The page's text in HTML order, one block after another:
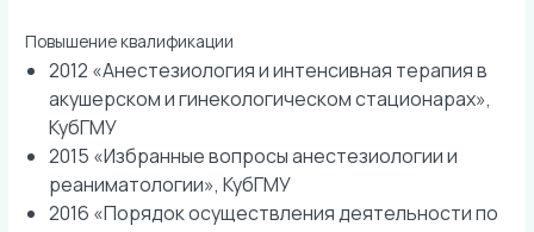
Повышение квалификации
2012 «Анестезиология и интенсивная терапия в
акушерском и гинекологическом стационарах»,
КубГМУ
2015 «Избранные вопросы анестезиологии и
реаниматологии», КубГМУ
2016 «Порядок осуществления деятельности по